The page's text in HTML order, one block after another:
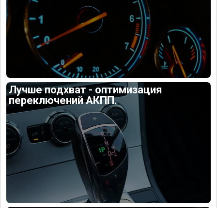
Лучше подхват - оптимизация
переключений АКПП.